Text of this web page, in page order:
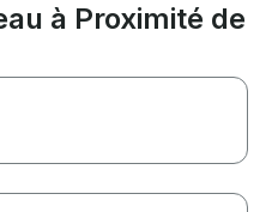
à Proximité de